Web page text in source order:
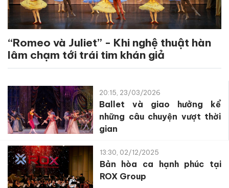
“Romeo và Juliet” - Khi nghệ thuật hàn
lâm chạm tới trái tim khán giả
20:15, 23/03/2026
Ballet và giao hưởng kể
những câu chuyện vượt thời
gian
13:30, 02/12/2025
Bản hòa ca hạnh phúc tại
ROX Group